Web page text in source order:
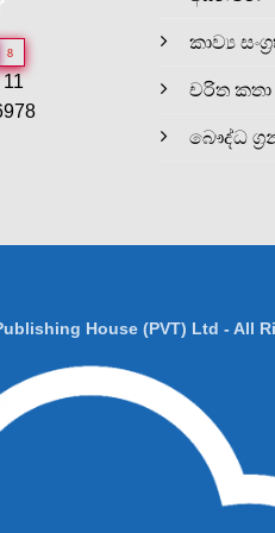
8
කාව්‍ය
චරිත කතා
බෞද්ධ
House (PVT) Ltd - All